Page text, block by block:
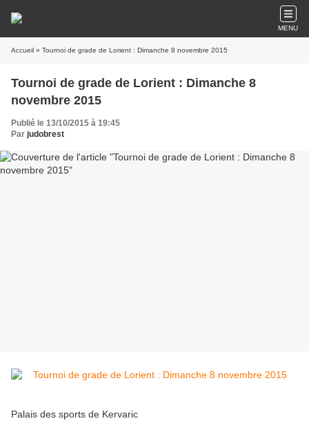
MENU
Accueil » Tournoi de grade de Lorient : Dimanche 8 novembre 2015
Tournoi de grade de Lorient : Dimanche 8
novembre 2015
Publié le 13/10/2015 à 19:45
Par judobrest
Palais des sports de Kervaric